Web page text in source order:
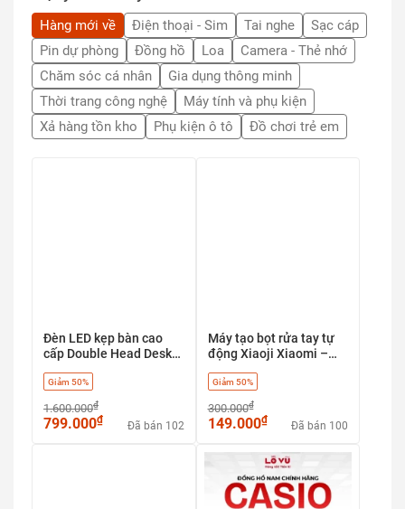
Hàng mới về Điện thoại - Sim Tai nghe
Sạc cáp
Pin dự phòng
Đồng hồ Loa
Camera - Thẻ nhớ
Chăm sóc cá nhân
Gia dụng thông minh
Thời trang công nghệ
Máy tính và phụ kiện
Xả hàng tồn kho
Phụ kiện ô tô Đồ chơi trẻ em
Đèn LED kẹp bàn cao
cấp Double Head Desk
Lamp
Giảm 50%
1.600.000₫
799.000₫ Đã bán 102
Máy tạo bọt rửa tay tự
động Xiaoji Xiaomi –
Nhanh chóng, tiện lợi &
diệt khuẩn 99.9%
Giảm 50%
300.000₫
149.000₫ Đã bán 100